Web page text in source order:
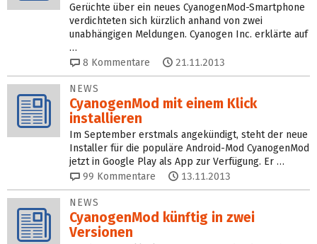
Gerüchte über ein neues CyanogenMod-Smartphone
verdichteten sich kürzlich anhand von zwei
unabhängigen Meldungen. Cyanogen Inc. erklärte auf
…
8 Kommentare 21.11.2013
NEWS
CyanogenMod mit einem Klick
installieren
Im September erstmals angekündigt, steht der neue
Installer für die populäre Android-Mod CyanogenMod
jetzt in Google Play als App zur Verfügung. Er …
99 Kommentare 13.11.2013
NEWS
CyanogenMod künftig in zwei
Versionen